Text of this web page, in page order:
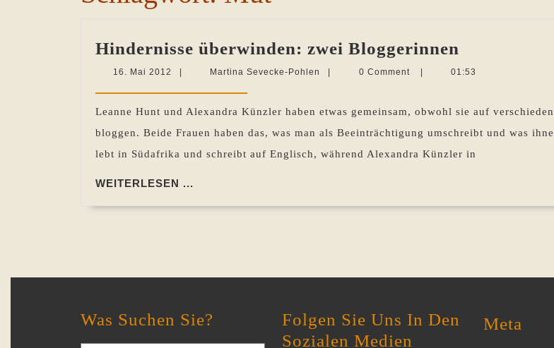
Hindernisse überwinden: zwei Bloggerinnen
überwinden:
16. Mai 2012 16.
2012
Martina Sevecke-Pohlen
Martina
0 Comment 01:53
Leanne Hunt und Alexandra Künzler haben etwas gemeinsam, obwohl sie auf
bloggen. Beide Frauen haben das, was man als Beeinträchtigung umschreibt und was
lebt in Südafrika und schreibt auf Englisch, während Alexandra Künzler in
WEITERLESEN ...
Was Suchen Sie?
Folgen Sie Uns In Den
Sozialen Medien
Meta